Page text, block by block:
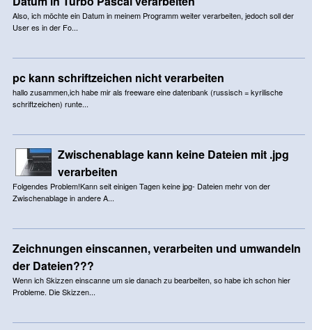
Also, ich möchte ein Datum in meinem Programm weiter verarbeiten, jedoch soll der
User es in der Fo...
pc kann schriftzeichen nicht verarbeiten
hallo zusammen,ich habe mir als freeware eine datenbank (russisch = kyrilische
schriftzeichen) runte...
Zwischenablage kann keine Dateien mit .jpg
verarbeiten
Folgendes Problem!Kann seit einigen Tagen keine jpg- Dateien mehr von der
Zwischenablage in andere A...
Zeichnungen einscannen, verarbeiten und umwandeln
der Dateien???
Wenn ich Skizzen einscanne um sie danach zu bearbeiten, so habe ich schon hier
Probleme. Die Skizzen...